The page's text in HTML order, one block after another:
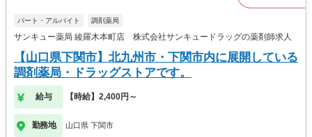
パート・アルバイト 調剤薬局
サンキュー薬局 綾羅木本町店 株式会社サンキュードラッグの薬剤師求人
【山口県下関市】北九州市・下関市内に展開している
調剤薬局・ドラッグストアです。
給与 【時給】2,400円～
勤務地 山口県 下関市